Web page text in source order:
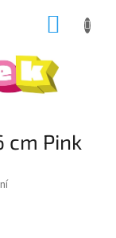
cm Pink